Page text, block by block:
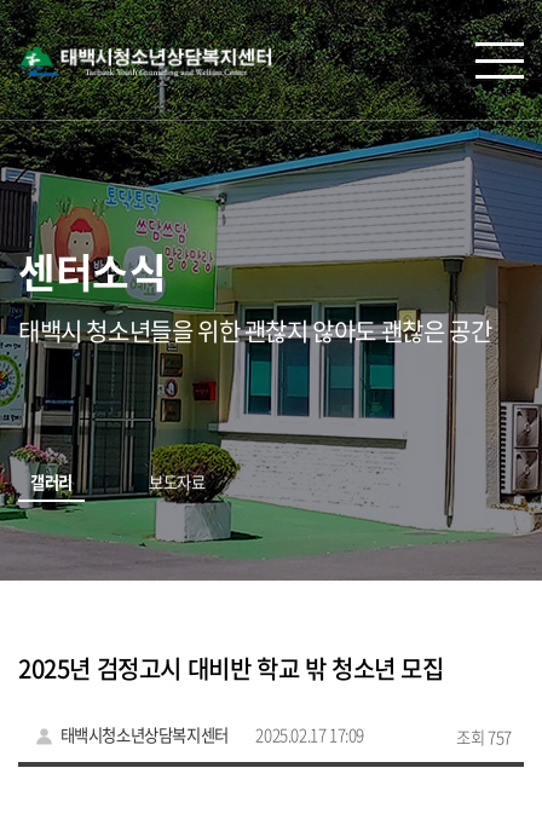
센터소식
태백시 청소년들을 위한 괜찮지 않아도 괜찮은 공간
갤러리 보도자료
2025년 검정고시 대비반 학교 밖 청소년 모집
태백시청소년상담복지센터 2025.02.17 17:09 조회 757